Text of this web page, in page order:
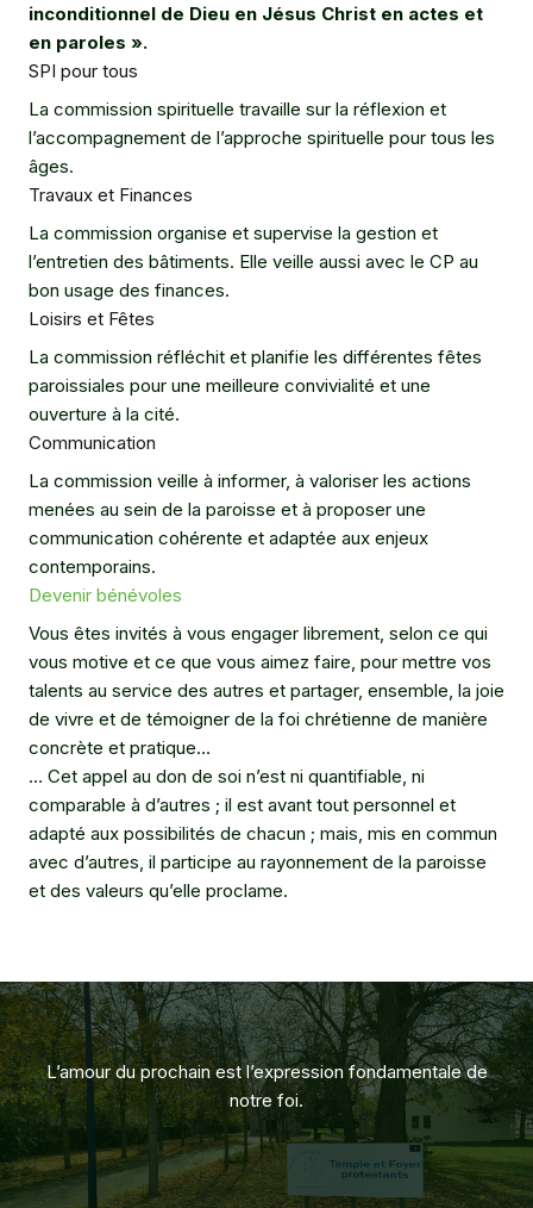
inconditionnel de Dieu en Jésus Christ en actes et
en paroles ».
SPI pour tous
La commission spirituelle travaille sur la réflexion et
l’accompagnement de l’approche spirituelle pour tous les
âges.
Travaux et Finances
La commission organise et supervise la gestion et
l’entretien des bâtiments. Elle veille aussi avec le CP au
bon usage des finances.
Loisirs et Fêtes
La commission réfléchit et planifie les différentes fêtes
paroissiales pour une meilleure convivialité et une
ouverture à la cité.
Communication
La commission veille à informer, à valoriser les actions
menées au sein de la paroisse et à proposer une
communication cohérente et adaptée aux enjeux
contemporains.
Devenir bénévoles
Vous êtes invités à vous engager librement, selon ce qui
vous motive et ce que vous aimez faire, pour mettre vos
talents au service des autres et partager, ensemble, la joie
de vivre et de témoigner de la foi chrétienne de manière
concrète et pratique…
… Cet appel au don de soi n’est ni quantifiable, ni
comparable à d’autres ; il est avant tout personnel et
adapté aux possibilités de chacun ; mais, mis en commun
avec d’autres, il participe au rayonnement de la paroisse
et des valeurs qu’elle proclame.
L’amour du prochain est l’expression fondamentale de
notre foi.